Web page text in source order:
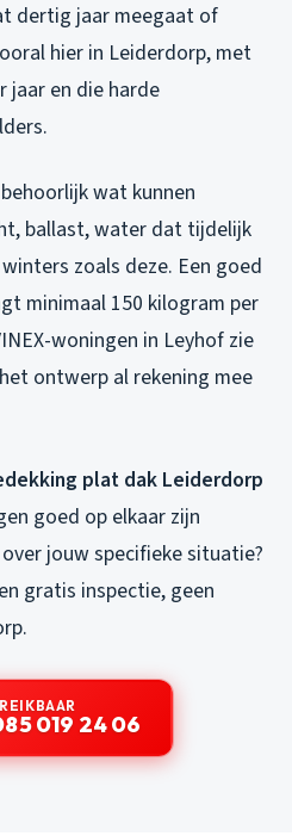
dertig jaar meegaat of
hier in Leiderdorp, met
jaar en die harde
wat kunnen
ballast, water dat tijdelijk
zoals deze. Een goed
minimaal 150 kilogram per
woningen in Leyhof zie
ontwerp al rekening mee
plat dak Leiderdorp
goed op elkaar zijn
jouw specifieke situatie?
gratis inspectie, geen
019 24 06